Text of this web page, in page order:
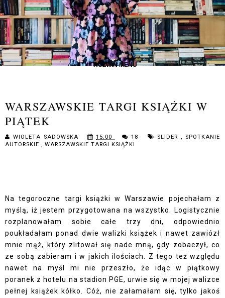
≡ ROZWIŃ MENU
WARSZAWSKIE TARGI KSIĄŻKI W
PIĄTEK
WIOLETA SADOWSKA 15:00 18 SLIDER , SPOTKANIE
AUTORSKIE , WARSZAWSKIE TARGI KSIĄŻKI
Na tegoroczne targi książki w Warszawie pojechałam z
myślą, iż jestem przygotowana na wszystko. Logistycznie
rozplanowałam sobie całe trzy dni, odpowiednio
poukładałam ponad dwie walizki książek i nawet zawiózł
mnie mąż, który zlitował się nade mną, gdy zobaczył, co
ze sobą zabieram i w jakich ilościach. Z tego też względu
nawet na myśl mi nie przeszło, że idąc w piątkowy
poranek z hotelu na stadion PGE, urwie się w mojej walizce
pełnej książek kółko. Cóż, nie załamałam się, tylko jakoś